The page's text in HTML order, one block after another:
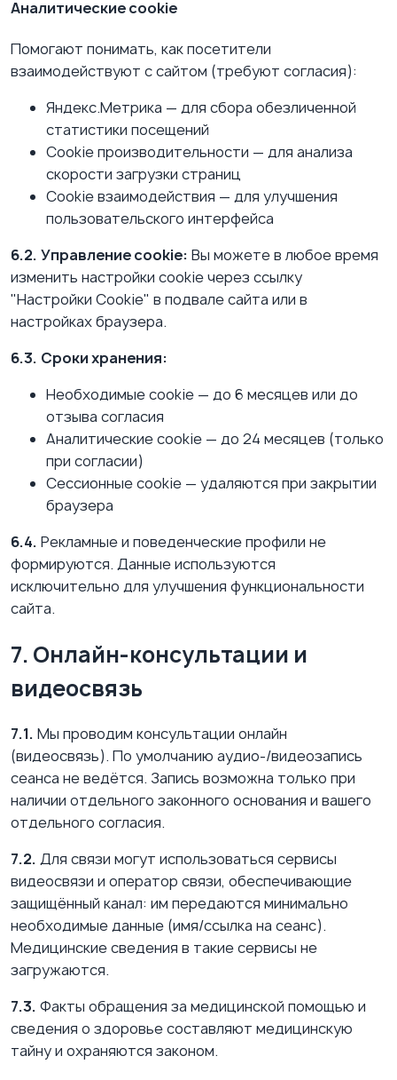
Аналитические cookie
Помогают понимать, как посетители
взаимодействуют с сайтом (требуют согласия):
Яндекс.Метрика — для сбора обезличенной
статистики посещений
Cookie производительности — для анализа
скорости загрузки страниц
Cookie взаимодействия — для улучшения
пользовательского интерфейса
6.2. Управление cookie: Вы можете в любое время
изменить настройки cookie через ссылку
"Настройки Cookie" в подвале сайта или в
настройках браузера.
6.3. Сроки хранения:
Необходимые cookie — до 6 месяцев или до
отзыва согласия
Аналитические cookie — до 24 месяцев (только
при согласии)
Сессионные cookie — удаляются при закрытии
браузера
6.4. Рекламные и поведенческие профили не
формируются. Данные используются
исключительно для улучшения функциональности
сайта.
7. Онлайн-консультации и
видеосвязь
7.1. Мы проводим консультации онлайн
(видеосвязь). По умолчанию аудио-/видеозапись
сеанса не ведётся. Запись возможна только при
наличии отдельного законного основания и вашего
отдельного согласия.
7.2. Для связи могут использоваться сервисы
видеосвязи и оператор связи, обеспечивающие
защищённый канал: им передаются минимально
необходимые данные (имя/ссылка на сеанс).
Медицинские сведения в такие сервисы не
загружаются.
7.3. Факты обращения за медицинской помощью и
сведения о здоровье составляют медицинскую
тайну и охраняются законом.